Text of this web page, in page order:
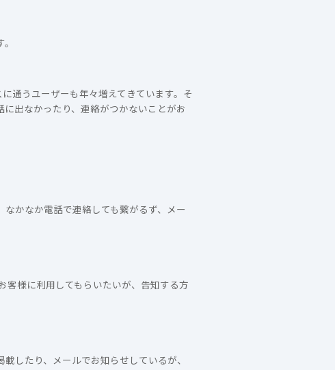
通うユーザーも年々増えてきています。そ
出なかったり、連絡がつかないことがお
かなか電話で連絡しても繋がるず、メー
様に利用してもらいたいが、告知する方
したり、メールでお知らせしているが、